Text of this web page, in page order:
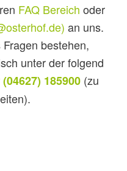
FAQ Bereich oder
an uns.
bestehen,
unter der folgend
(04627) 185900 (zu